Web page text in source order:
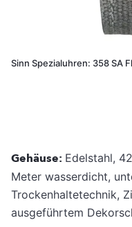
Sinn Spezialuhren: 358 SA
Gehäuse: Edelstahl,
Meter wasserdicht,
Trockenhaltetechnik,
ausgeführtem